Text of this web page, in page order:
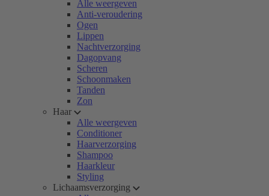
Alle weergeven
Anti-veroudering
Ogen
Lippen
Nachtverzorging
Dagopvang
Scheren
Schoonmaken
Tanden
Zon
Haar
Alle weergeven
Conditioner
Haarverzorging
Shampoo
Haarkleur
Styling
Lichaamsverzorging